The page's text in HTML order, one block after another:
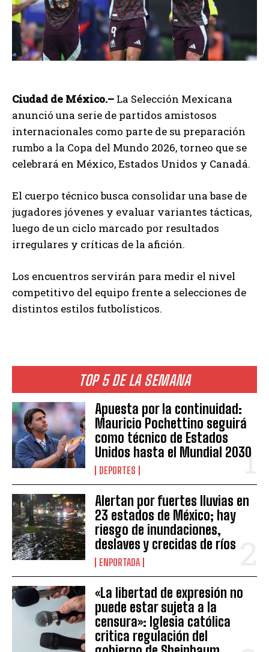
TOP 5 DE LA SEMANA
Apuesta por la continuidad:
Mauricio Pochettino seguirá
como técnico de Estados
Unidos hasta el Mundial 2030
DEPORTES
Alertan por fuertes lluvias en
23 estados de México; hay
riesgo de inundaciones,
deslaves y crecidas de ríos
ENPORTADA
«La libertad de expresión no
puede estar sujeta a la
censura»: Iglesia católica
critica regulación del
Ciudad de México.– La Selección Mexicana
anunció una serie de partidos amistosos
internacionales como parte de su preparación
rumbo a la Copa del Mundo 2026, torneo que se
celebrará en México, Estados Unidos y Canadá.
El cuerpo técnico busca consolidar una base de
jugadores jóvenes y evaluar variantes tácticas,
luego de un ciclo marcado por resultados
irregulares y críticas de la afición.
Los encuentros servirán para medir el nivel
competitivo del equipo frente a selecciones de
distintos estilos futbolísticos.